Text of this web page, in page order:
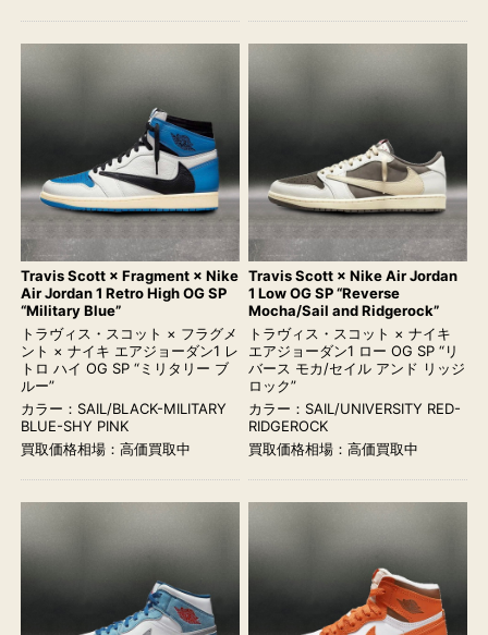
Travis Scott × Fragment × Nike
Air Jordan 1 Retro High OG SP
“Military Blue”
トラヴィス・スコット × フラグメ
ント × ナイキ エアジョーダン1 レ
トロ ハイ OG SP “ミリタリー ブ
ルー”
カラー：SAIL/BLACK-MILITARY
BLUE-SHY PINK
買取価格相場：高価買取中
Travis Scott × Nike Air Jordan
1 Low OG SP “Reverse
Mocha/Sail and Ridgerock”
トラヴィス・スコット × ナイキ
エアジョーダン1 ロー OG SP “リ
バース モカ/セイル アンド リッジ
ロック”
カラー：SAIL/UNIVERSITY RED-
RIDGEROCK
買取価格相場：高価買取中